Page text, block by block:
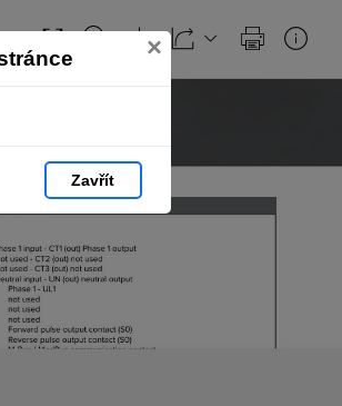
×
Zavřít